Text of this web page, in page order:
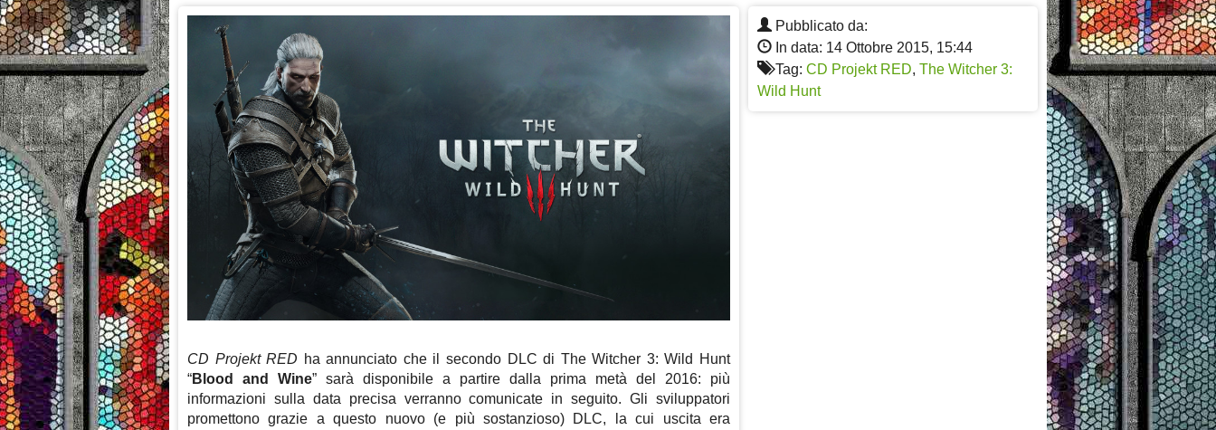
Pubblicato da:
In data: 14 Ottobre 2015, 15:44
Tag: CD Projekt RED, The Witcher 3:
Wild Hunt
CD Projekt RED ha annunciato che il secondo DLC di The Witcher 3: Wild Hunt
“Blood and Wine” sarà disponibile a partire dalla prima metà del 2016: più
informazioni sulla data precisa verranno comunicate in seguito. Gli sviluppatori
promettono grazie a questo nuovo (e più sostanzioso) DLC, la cui uscita era